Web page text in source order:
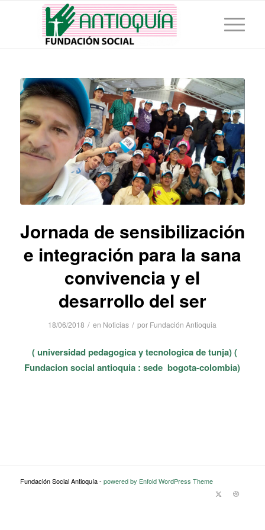
Jornada de sensibilización
e integración para la sana
convivencia y el
desarrollo del ser
18/06/2018 / en Noticias / por Fundación Antioquia
( universidad pedagogica y tecnologica de tunja) (
Fundacion social antioquia : sede bogota-colombia)
Fundación Social Antioquía - powered by Enfold WordPress Theme